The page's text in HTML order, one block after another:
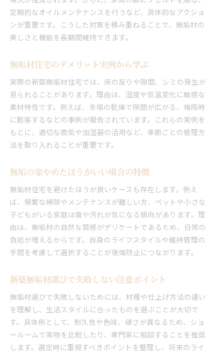
定期的なオイルメンテナンスを行うなど、具体的なアクショ
ンが重要です。こうした対策を積み重ねることで、無垢材の
美しさと機能を長期間維持できます。
無垢材住宅のデメリット実例から学ぶ
実際の新築無垢材住宅では、床の反りや隙間、シミの発生が
見られることがあります。理由は、湿度や気温変化に敏感な
素材特性です。例えば、冬場の乾燥で隙間が広がる、梅雨時
に膨張するなどの事例が報告されています。これらの実例を
もとに、適切な換気や加湿器の活用など、季節ごとの管理方
法を取り入れることが重要です。
無垢の家やめたほうがいい場合の特徴
無垢材住宅を避けたほうが良いケースも存在します。例え
ば、頻繁な掃除やメンテナンスが難しい方、ペットや小さな
子どもがいる家庭は傷や汚れが気になる傾向があります。理
由は、無垢材の自然な質感がデリケートであるため、日常の
負担が増えるからです。自身のライフスタイルや維持管理の
手間を考慮して選択することが後悔防止につながります。
新築無垢材選びで失敗しない注意ポイント
無垢材選びで失敗しないためには、材種や仕上げ方法の違い
を理解し、生活スタイルに合ったものを選ぶことが大切で
す。具体例として、耐久性や色味、硬さが異なるため、ショ
ールームで実物を比較したり、専門家に相談することを推奨
します。選定時に重視すべきポイントを整理し、将来のライ